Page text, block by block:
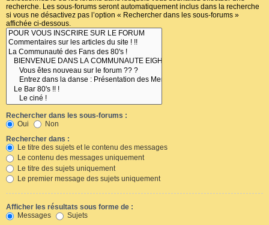
recherche. Les sous-forums seront automatiquement inclus dans la recherche
si vous ne désactivez pas l’option « Rechercher dans les sous-forums »
affichée ci-dessous.
Rechercher dans les sous-forums :
Oui
Non
Rechercher dans :
Le titre des sujets et le contenu des messages
Le contenu des messages uniquement
Le titre des sujets uniquement
Le premier message des sujets uniquement
Afficher les résultats sous forme de :
Messages
Sujets